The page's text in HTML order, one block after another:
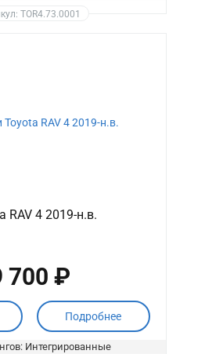
TOR4.73.0001
RAV 4 2019-н.в.
700 ₽
Подробнее
Интегрированные